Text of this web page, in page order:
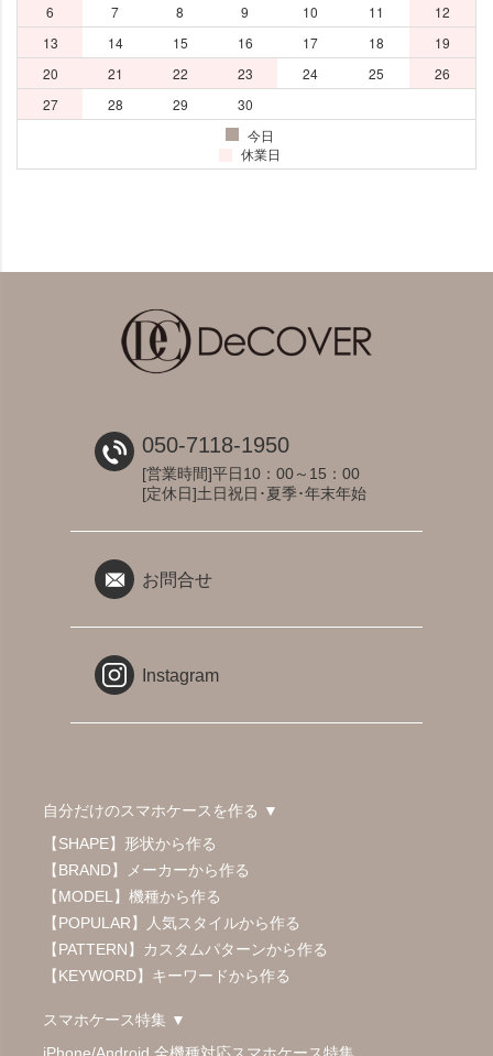
050-7118-1950
[営業時間]平日10：00～15：00
[定休日]土日祝日･夏季･年末年始
お問合せ
Instagram
自分だけのスマホケースを作る ▼
【SHAPE】形状から作る
【BRAND】メーカーから作る
【MODEL】機種から作る
【POPULAR】人気スタイルから作る
【PATTERN】カスタムパターンから作る
【KEYWORD】キーワードから作る
スマホケース特集 ▼